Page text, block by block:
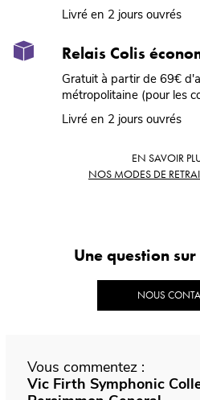
Livré en 2 jours ouvrés
Relais Colis
Gratuit à partir de 69€
métropolitaine (pour les
Livré en 2 jours ouvrés
EN SAVOIR
NOS MODES DE
Une question
NOUS
Vous commentez :
Vic Firth Symphonic